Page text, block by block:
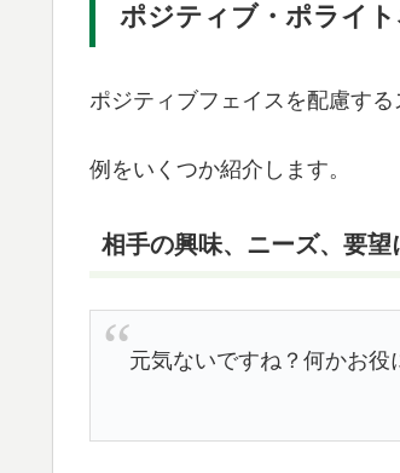
ポジティブ・ポライト
ポジティブフェイスを配慮する
例をいくつか紹介します。
相手の興味、ニーズ、要望
元気ないですね？何かお役